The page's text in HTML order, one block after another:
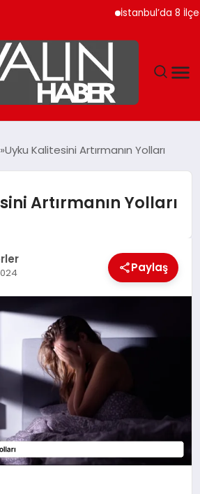
İstanbul’da 8 İlçede
Uyku Kalitesini Artırmanın Yolları
Artırmanın Yolları
Paylaş